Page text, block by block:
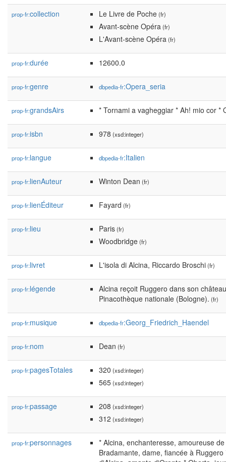
prop-fr:collection Le Livre de Poche(fr)
Avant-scène Opéra(fr)
L'Avant-scène Opéra(fr)
prop-fr:durée 12600.0
prop-fr:genre dbpedia-fr:Opera_seria
prop-fr:grandsAirs * Tornami a vagheggiar * Ah! mio cor *
prop-fr:isbn 978 (xsd:integer)
prop-fr:langue dbpedia-fr:Italien
prop-fr:lienAuteur Winton Dean (fr)
prop-fr:lienÉditeur Fayard (fr)
prop-fr:lieu Paris(fr)
Woodbridge(fr)
prop-fr:livret L'isola di Alcina, Riccardo Broschi(fr)
prop-fr:légende
Alcina reçoit Ruggero dans son
Pinacothèque nationale (Bologne). (fr)
prop-fr:musique dbpedia-fr:Georg_Friedrich_Haendel
prop-fr:nom Dean (fr)
prop-fr:pagesTotales 320 (xsd:integer)
565(xsd:integer)
prop-fr:passage 208 (xsd:integer)
312 (xsd:integer)
prop-fr:personnages
* Alcina, enchanteresse, amoureuse
Bradamante, dame, fiancée à